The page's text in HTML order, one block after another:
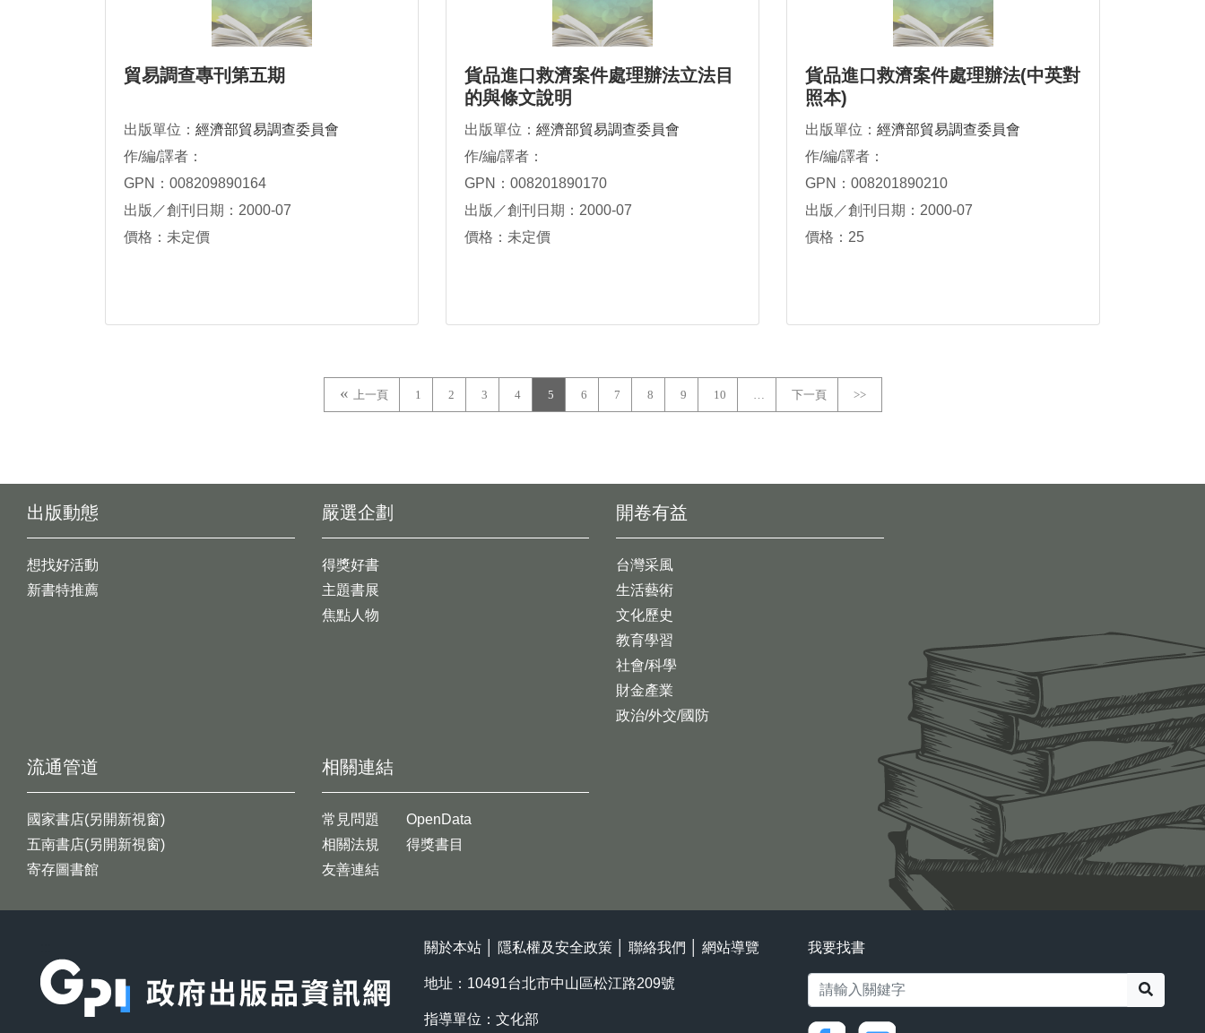
貿易調查專刊第五期
出版單位： 經濟部貿易調查委員會
作/編/譯者：
GPN：008209890164
出版／創刊日期：2000-07
價格：未定價
貨品進口救濟案件處理辦法立法目
的與條文說明
出版單位： 經濟部貿易調查委員會
作/編/譯者：
GPN：008201890170
出版／創刊日期：2000-07
價格：未定價
貨品進口救濟案件處理辦法(中英對
照本)
出版單位： 經濟部貿易調查委員會
作/編/譯者：
GPN：008201890210
出版／創刊日期：2000-07
價格：25
上一頁 1 2 3 4 5 6 7 8 9 10 … 下一頁 >>
出版動態
想找好活動
新書特推薦
開卷有益
台灣采風
生活藝術
文化歷史
教育學習
社會/科學
財金產業
政治/外交/國防
嚴選企劃
得獎好書
主題書展
焦點人物
流通管道
國家書店(另開新視窗)
五南書店(另開新視窗)
寄存圖書館
相關連結
常見問題
相關法規
友善連結
OpenData
得獎書目
關於本站 隱私權及安全政策 聯絡我們 網站導覽
地址：10491台北市中山區松江路209號
指導單位：文化部
我要找書